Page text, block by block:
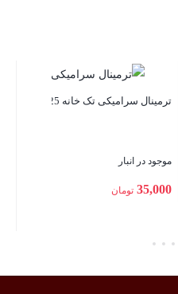
پلاستیکی رزوه دار سایز